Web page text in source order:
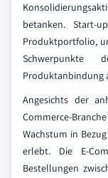
betanken. Start-
Produktportfolio,
Schwerpunkte
Produktanbindung
Angesichts der
Commerce-
Wachstum in
erlebt. Die E-
Bestellungen